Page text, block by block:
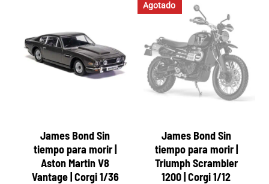
James Bond Sin
tiempo para morir |
Aston Martin V8
Vantage | Corgi 1/36
Agotado
James Bond Sin
tiempo para morir |
Triumph Scrambler
1200 | Corgi 1/12